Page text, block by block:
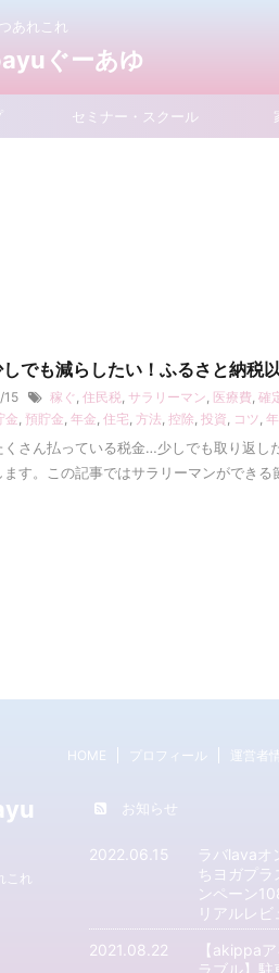
あれこれ
ぐーあゆ
セミナー・スクール
でも減らしたい！ふるさと納税
15 稼ぐ, 住民税, サラリーマン, 医療費, 確
金, 預貯金, 年金, 住宅, 方法, 控除, 投資, コツ,
くさん払っている税金…少しでも取り返し
ます。この記事ではサラリーマンができ
HOME プロフィール 運営者
お知らせ
2022.06.15
ラバlavaオ
ちヨガプ
ンペーン
リアルレビ
2021.08.22
【akippa
ラブル】
これ